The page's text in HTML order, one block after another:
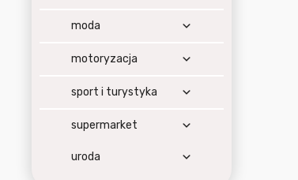
moda
motoryzacja
sport i turystyka
supermarket
uroda